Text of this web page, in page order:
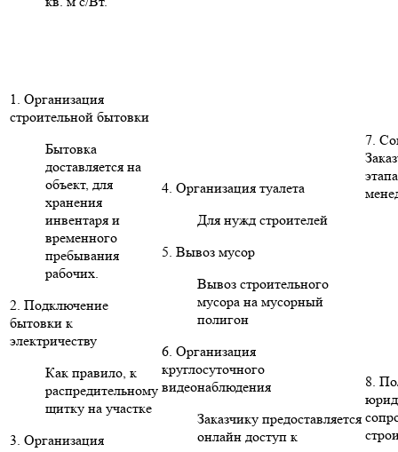
1. Организация
строительной бытовки
Бытовка
доставляется на
объект, для
хранения
инвентаря и
временного
пребывания
рабочих.
2. Подключение
бытовки к
электричеству
Как правило, к
распредительному
щитку на участке
3. Организация
4. Организация туалета
Для нужд строителей
5. Вывоз мусор
Вывоз строительного
мусора на мусорный
полигон
6. Организация
круглосуточного
видеонаблюдения
Заказчику предоставляется
онлайн доступ к
7.
8.